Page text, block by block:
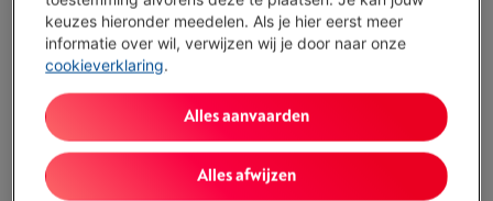
Mand van 6,1L voor 4 porties
9 automatische programma's voor verschillende
ingrediënten
Toon alle specificaties
keuzes hieronder meedelen. Als je hier eerst meer
informatie over wil, verwijzen wij je door naar onze
cookieverklaring.
Alles afwijzen
Alles aanvaarden